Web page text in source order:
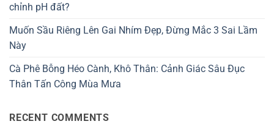
chỉnh pH đất?
Muốn Sầu Riêng Lên Gai Nhím Đẹp, Đừng Mắc 3 Sai Lầm
Này
Cà Phê Bỗng Héo Cành, Khô Thân: Cảnh Giác Sâu Đục
Thân Tấn Công Mùa Mưa
RECENT COMMENTS